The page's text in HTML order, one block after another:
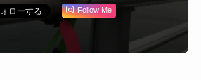
Follow Me